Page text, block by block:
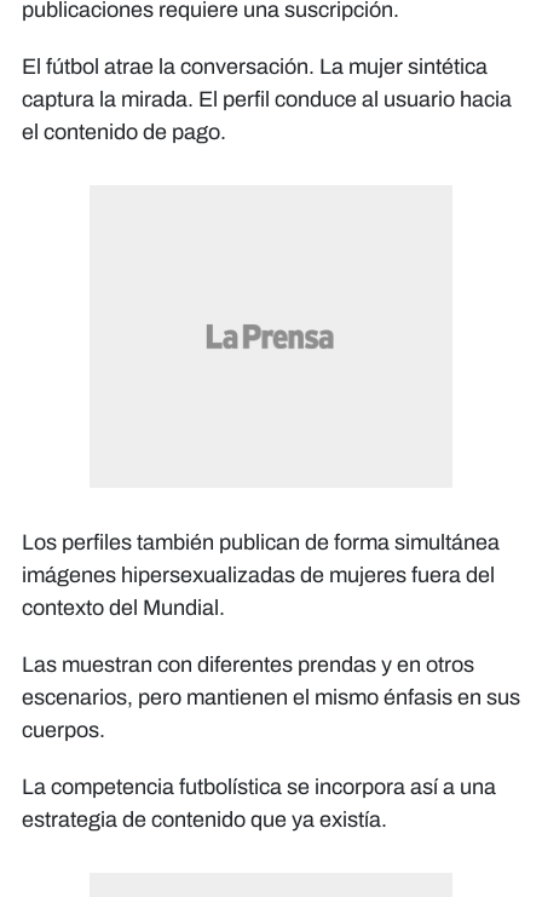
publicaciones requiere una suscripción.
El fútbol atrae la conversación. La mujer sintética
captura la mirada. El perfil conduce al usuario hacia
el contenido de pago.
Los perfiles también publican de forma simultánea
imágenes hipersexualizadas de mujeres fuera del
contexto del Mundial.
Las muestran con diferentes prendas y en otros
escenarios, pero mantienen el mismo énfasis en sus
cuerpos.
La competencia futbolística se incorpora así a una
estrategia de contenido que ya existía.